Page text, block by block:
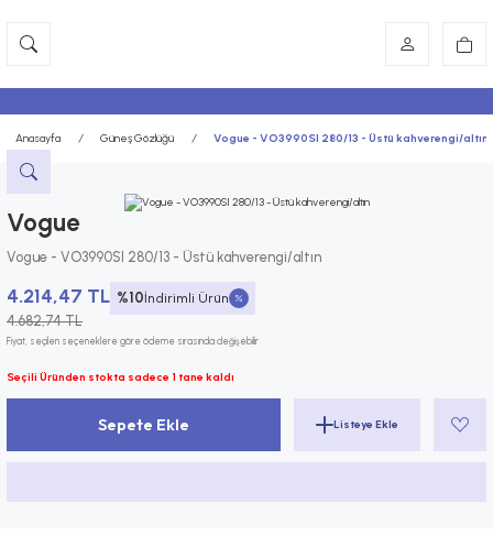
Anasayfa Güneş Gözlüğü Vogue - VO3990SI 280/13 - Üstü kahverengi/altın
Vogue
Vogue - VO3990SI 280/13 - Üstü kahverengi/altın
4.214,47 TL
4.682,74 TL
%10İndirimli Ürün
Fiyat, seçilen seçeneklere göre ödeme sırasında değişebilir
Seçili Üründen stokta sadece 1 tane kaldı
Sepete Ekle